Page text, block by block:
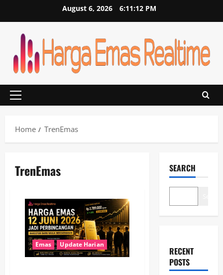
August 6, 2026 6:11:12 PM
Primary
Home
TrenEmas
TrenEmas
Emas Update Harian
SEARCH
RECENT
POSTS